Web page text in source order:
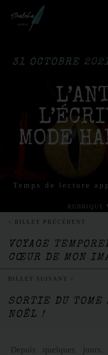
31 OCTOBRE
MODE
Temps de lecture
RUBRIQUE
< BILLET PRÉCÉDENT
VOYAGE
CŒUR DE MON
BILLET SUIVANT >
SORTIE DU TOME
NOËL !
Depuis quelques